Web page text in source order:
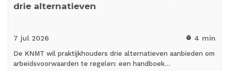
drie alternatieven
7 jul 2026 timer 4 min
De KNMT wil praktijkhouders drie alternatieven aanbieden om
arbeidsvoorwaarden te regelen: een handboek…